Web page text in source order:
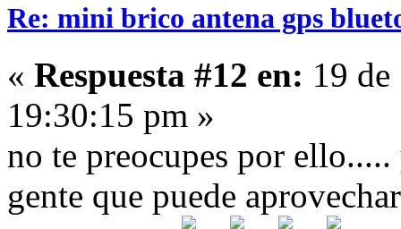
Re: mini brico antena gps
« Respuesta #12 en: 19
19:30:15 pm »
no te preocupes por
gente que puede